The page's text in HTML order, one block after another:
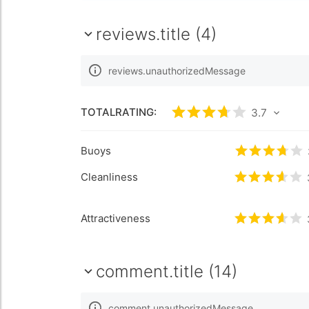
reviews.title (4)
reviews.unauthorizedMessage
TOTALRATING: rating.rated3.7
3.7
Buoys
Cleanliness
Attractiveness
comment.title (14)